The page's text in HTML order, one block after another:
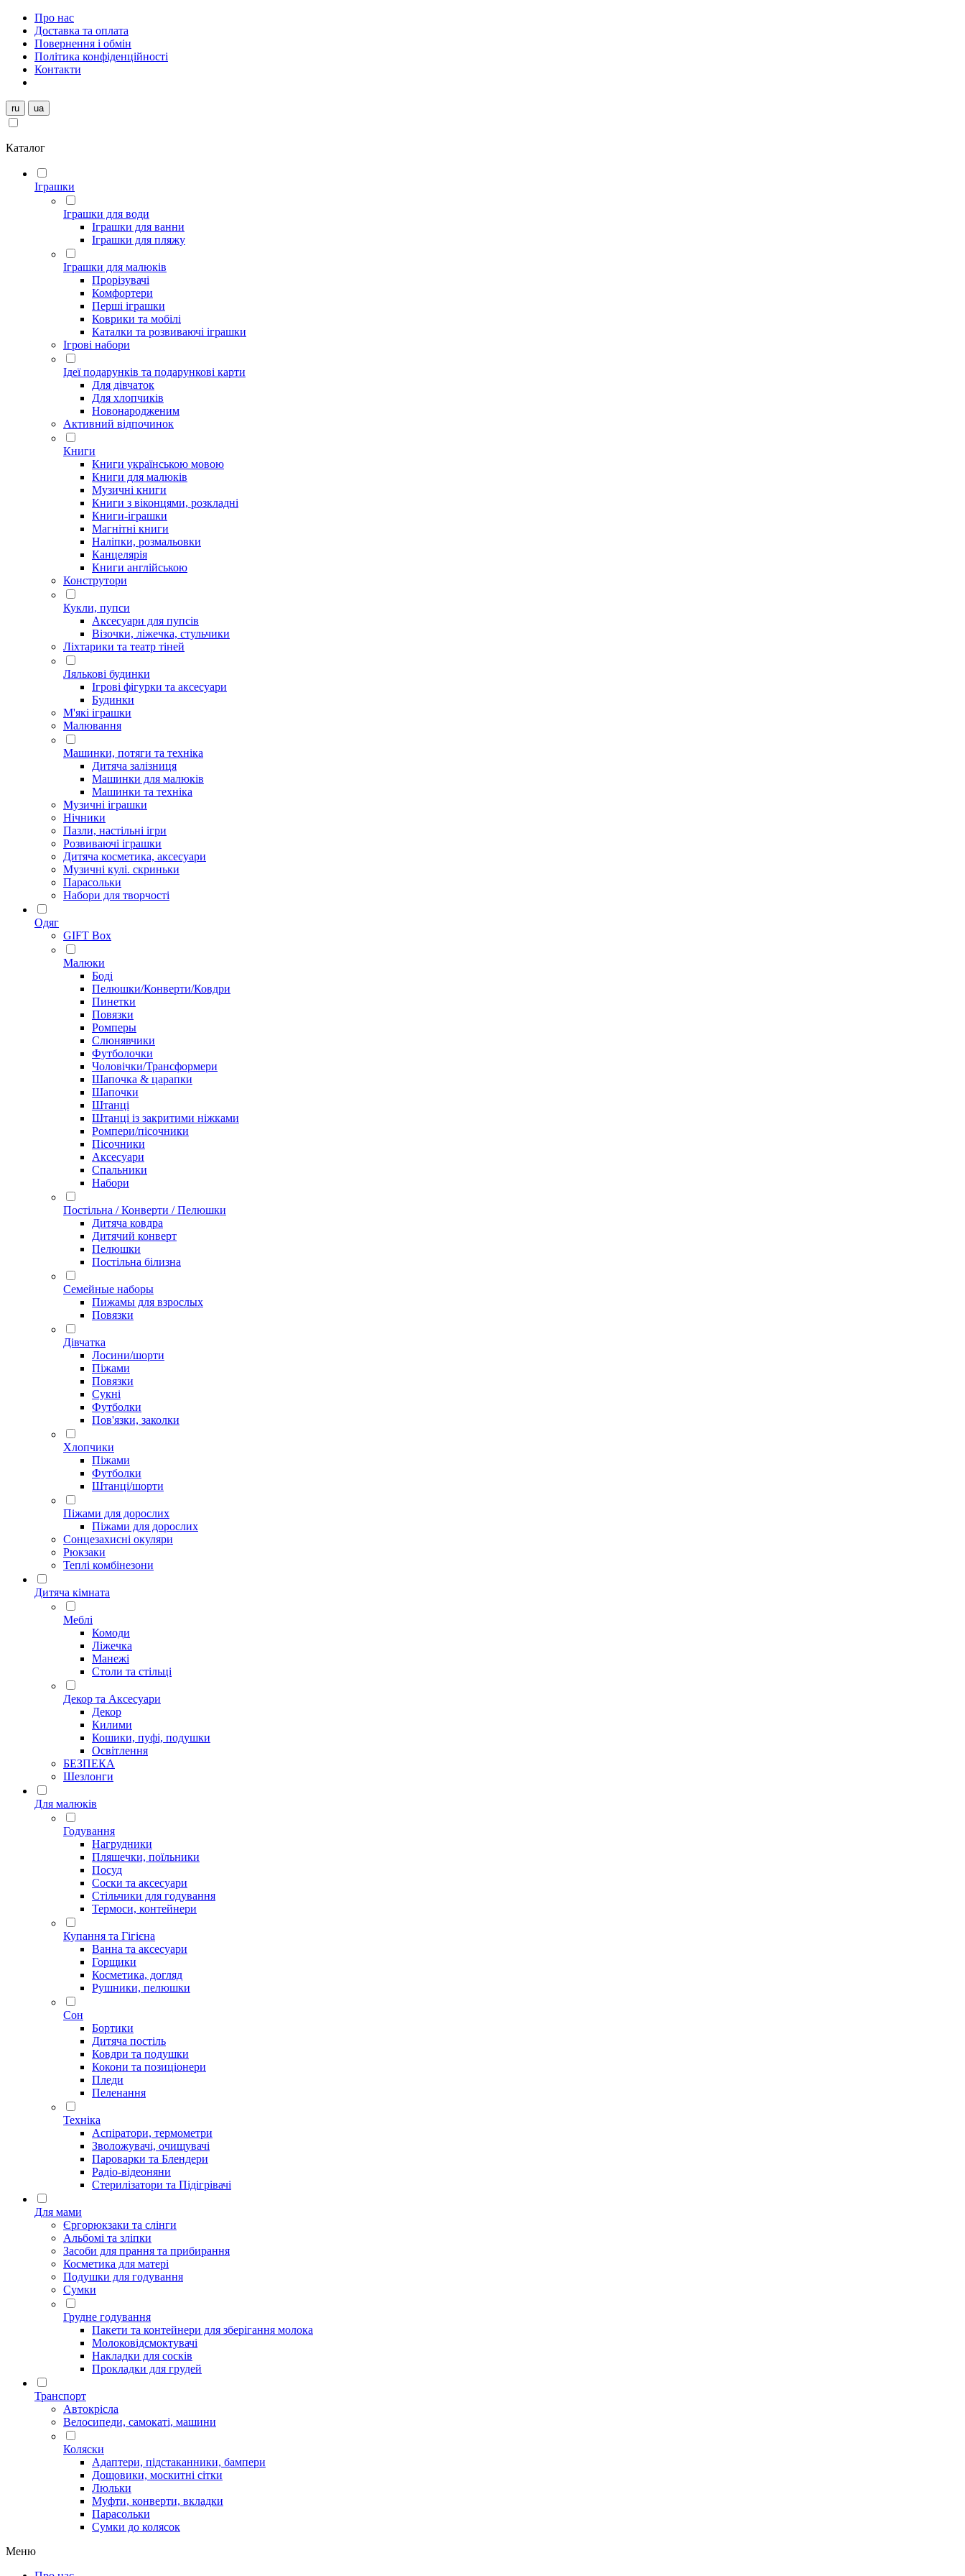
Про нас
Доставка та оплата
Повернення і обмін
Політика конфіденційності
Контакти
ru ua
Каталог
Іграшки
Іграшки для води
Іграшки для ванни
Іграшки для пляжу
Іграшки для малюків
Прорізувачі
Комфортери
Перші іграшки
Коврики та мобілі
Каталки та розвиваючі іграшки
Ігрові набори
Ідеї ​​подарунків та подарункові карти
Для дівчаток
Для хлопчиків
Новонародженим
Активний відпочинок
Книги
Книги українською мовою
Книги для малюків
Музичні книги
Книги з віконцями, розкладні
Книги-іграшки
Магнітні книги
Наліпки, розмальовки
Канцелярія
Книги англійською
Конструтори
Кукли, пупси
Аксесуари для пупсів
Візочки, ліжечка, стульчики
Ліхтарики та театр тіней
Лялькові будинки
Ігрові фігурки та аксесуари
Будинки
М'які іграшки
Малювання
Машинки, потяги та техніка
Дитяча залізниця
Машинки для малюків
Машинки та техніка
Музичні іграшки
Нічники
Пазли, настільні ігри
Розвиваючі іграшки
Дитяча косметика, аксесуари
Музичні кулі. скриньки
Парасольки
Набори для творчості
Одяг
GIFT Box
Малюки
Боді
Пелюшки/Конверти/Ковдри
Пинетки
Повязки
Ромперы
Слюнявчики
Футболочки
Чоловічки/Трансформери
Шапочка & царапки
Шапочки
Штанці
Штанці із закритими ніжками
Ромпери/пісочники
Пісочники
Аксесуари
Спальники
Набори
Постільна / Конверти / Пелюшки
Дитяча ковдра
Дитячий конверт
Пелюшки
Постільна білизна
Семейные наборы
Пижамы для взрослых
Повязки
Дівчатка
Лосини/шорти
Піжами
Повязки
Сукні
Футболки
Пов'язки, заколки
Хлопчики
Піжами
Футболки
Штанці/шорти
Піжами для дорослих
Піжами для дорослих
Сонцезахисні окуляри
Рюкзаки
Теплі комбінезони
Дитяча кімната
Меблі
Комоди
Ліжечка
Манежі
Столи та стільці
Декор та Аксесуари
Декор
Килими
Кошики, пуфі, подушки
Освітлення
БЕЗПЕКА
Шезлонги
Для малюків
Годування
Нагрудники
Пляшечки, поїльники
Посуд
Соски та аксесуари
Стільчики для годування
Термоси, контейнери
Купання та Гігієна
Ванна та аксесуари
Горщики
Косметика, догляд
Рушники, пелюшки
Сон
Бортики
Дитяча постіль
Ковдри та подушки
Кокони та позиціонери
Пледи
Пеленання
Техніка
Аспіратори, термометри
Зволожувачі, очищувачі
Пароварки та Блендери
Радіо-відеоняни
Стерилізатори та Підігрівачі
Для мами
Єргорюкзаки та слінги
Альбомі та зліпки
Засоби для прання та прибирання
Косметика для матері
Подушки для годування
Сумки
Грудне годування
Пакети та контейнери для зберігання молока
Молоковідсмоктувачі
Накладки для сосків
Прокладки для грудей
Транспорт
Автокрісла
Велосипеди, самокаті, машини
Коляски
Адаптери, підстаканники, бампери
Дощовики, москитні сітки
Люльки
Муфти, конверти, вкладки
Парасольки
Сумки до колясок
Меню